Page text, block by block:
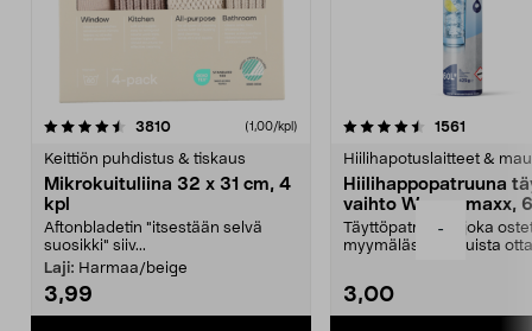
-
3810arvostelut (1,00/kpl)
Keittiön puhdistus & tiskaus
Mikrokuituliina 32 x 31 cm, 4
kpl
Aftonbladetin "itsestään selvä
suosikki" siiv...
Laji: Harmaa/beige
3,99
4.5viidestä
1561
Hiilihapotuslaitteet &
Hiilihappopatruuna
vaihto Wassermaxx,
Täyttöpatruuna, joka
myymälästä – muista
3,00
4.5viidestä